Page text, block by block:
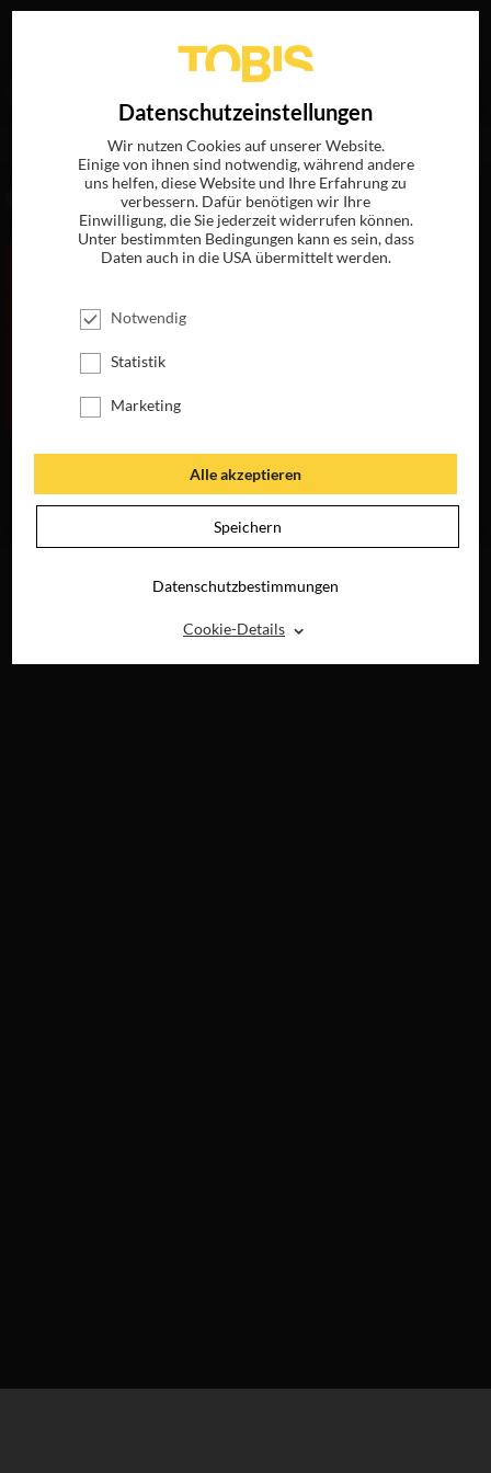
„Catherine George“
THE DINNER
RAY, DVD &
EIN EINZIGER
AUGENBLICK
JETZT AUF BLU-
DIGITAL
Datenschutzeinstellungen
Wir nutzen Cookies auf unserer Website.
Einige von ihnen sind notwendig, während andere
uns helfen, diese Website und Ihre Erfahrung zu
verbessern. Dafür benötigen wir Ihre
Einwilligung, die Sie jederzeit widerrufen können.
Unter bestimmten Bedingungen kann es sein, dass
Daten auch in die USA übermittelt werden.
Notwendig
Statistik
Marketing
Alle akzeptieren
Speichern
Datenschutzbestimmungen
Cookie-Details ⌃